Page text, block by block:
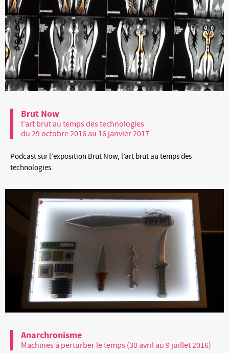
Brut Now
l'art brut au temps des technologies
du 29 octobre 2016 au 16 janvier 2017
Podcast sur l’exposition Brut Now, l’art brut au temps des
technologies.
Anarchronisme
Machines à perturber le temps (30 avril au 9 juillet 2016)